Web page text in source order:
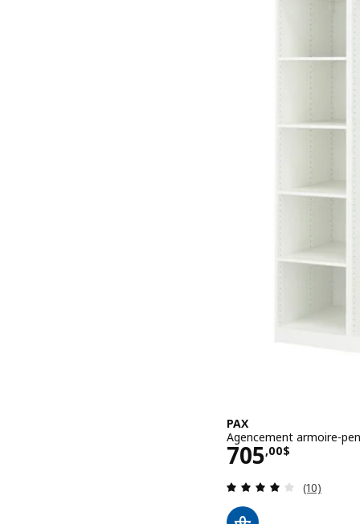
PAX
Agencement armoire-
705,00$
Prix 705,00$
Examen:
(10)